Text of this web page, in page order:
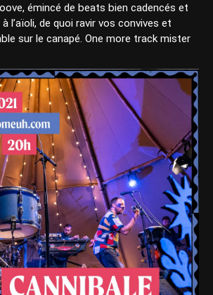
émincé de beats bien cadencés et
l’aïoli, de quoi ravir vos convives et
sur le canapé. One more track mister